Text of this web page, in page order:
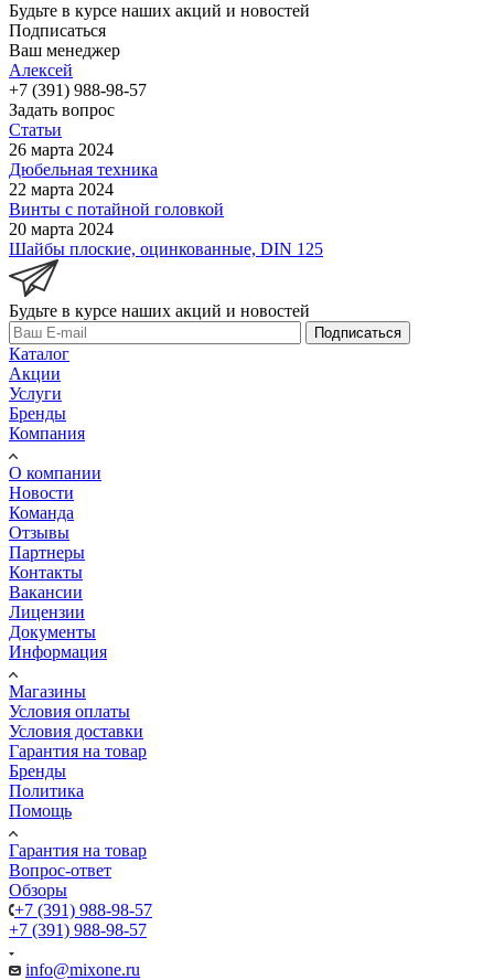
Будьте в курсе наших акций и новостей
Подписаться
Ваш менеджер
Алексей
+7 (391) 988-98-57
Задать вопрос
Статьи
26 марта 2024
Дюбельная техника
22 марта 2024
Винты с потайной головкой
20 марта 2024
Шайбы плоские, оцинкованные, DIN 125
Будьте в курсе наших акций и новостей
Подписаться
Каталог
Акции
Услуги
Бренды
Компания
О компании
Новости
Команда
Отзывы
Партнеры
Контакты
Вакансии
Лицензии
Документы
Информация
Магазины
Условия оплаты
Условия доставки
Гарантия на товар
Бренды
Политика
Помощь
Гарантия на товар
Вопрос-ответ
Обзоры
+7 (391) 988-98-57
+7 (391) 988-98-57
info@mixone.ru